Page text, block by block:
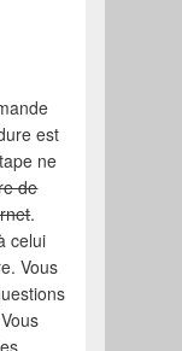
est
ne
de
.
celui
Vous